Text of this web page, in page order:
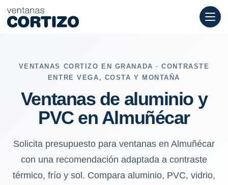
Ventanas de aluminio y PVC en Almuñécar: contraste
VENTANAS CORTIZO EN GRANADA · CONTRASTE
ENTRE VEGA, COSTA Y MONTAÑA
Ventanas de aluminio y
PVC en Almuñécar
Solicita presupuesto para ventanas en Almuñécar
con una recomendación adaptada a contraste
térmico, frío y sol. Compara aluminio, PVC, vidrio,